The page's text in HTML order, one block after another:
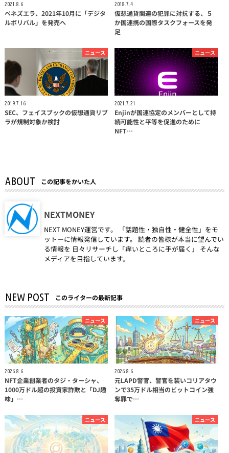
2021.8.6
ベネズエラ、2021年10月に「デジタ
ルボリバル」を発売へ
2018.7.4
仮想通貨関連の犯罪に対抗する、５
か国連携の国際タスクフォースを発
足
ニュース
2019.7.16
SEC、フェイスブックの仮想通貨リブ
ラが規制対象か検討
ニュース
2021.7.21
Enjinが国連協定のメンバーとして持
続可能性と平等を促進のために
NFT…
ABOUT この記事をかいた人
NEXTMONEY
NEXT MONEY運営です。 「話題性・独自性・健全性」をモ
ットーに情報発信しています。 読者の皆様が本当に望んでい
る情報を 日々リサーチし「痒いところに手が届く」 そんな
メディアを目指しています。
NEW POST このライターの最新記事
ニュース
2026.8.6
NFT企業創業者のタジ・ターシャ、
1000万ドル超の投資家詐欺と「DJ趣
味」…
ニュース
2026.8.6
元LAPD警官、警官を装いコリアタウ
ンで35万ドル相当のビットコイン強
奪罪で…
ニュース ニュース